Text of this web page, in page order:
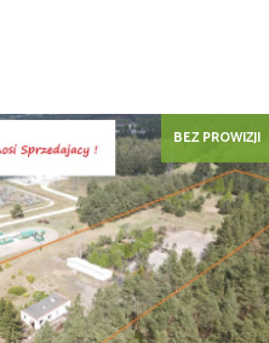
BEZ PROWIZJI